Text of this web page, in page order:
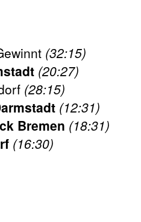
(32:15)
(20:27)
(28:15)
(12:31)
Bremen (18:31)
(16:30)